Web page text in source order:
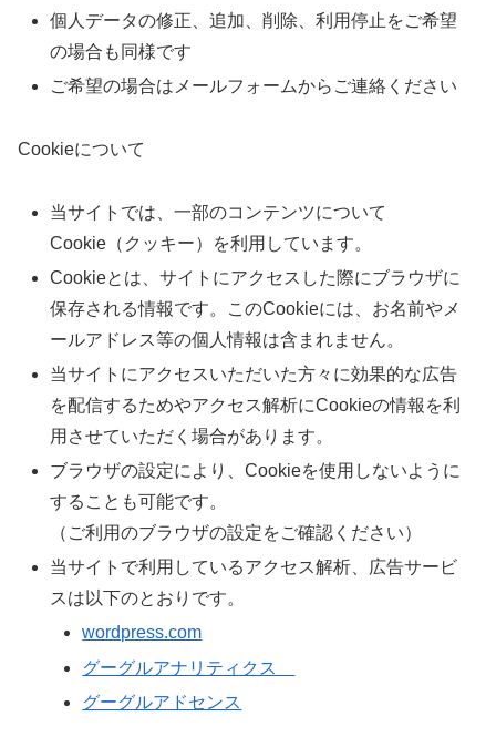
個人データの修正、追加、削除、利用停止をご希望
の場合も同様です
ご希望の場合はメールフォームからご連絡ください
Cookieについて
当サイトでは、一部のコンテンツについて
Cookie（クッキー）を利用しています。
Cookieとは、サイトにアクセスした際にブラウザに
保存される情報です。このCookieには、お名前やメ
ールアドレス等の個人情報は含まれません。
当サイトにアクセスいただいた方々に効果的な広告
を配信するためやアクセス解析にCookieの情報を利
用させていただく場合があります。
ブラウザの設定により、Cookieを使用しないように
することも可能です。
（ご利用のブラウザの設定をご確認ください）
当サイトで利用しているアクセス解析、広告サービ
スは以下のとおりです。
wordpress.com
グーグルアナリティクス
グーグルアドセンス